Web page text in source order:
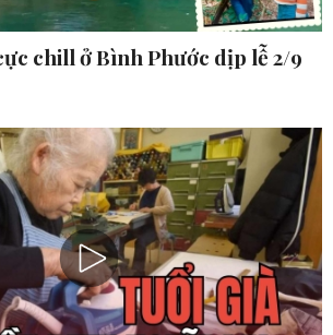
chill ở Bình Phước dịp lễ 2/9